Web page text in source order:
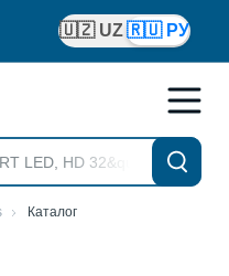
🇺🇿 UZ🇷🇺 РУ
Каталог